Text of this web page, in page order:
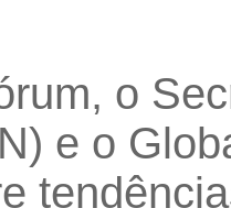
o
e o